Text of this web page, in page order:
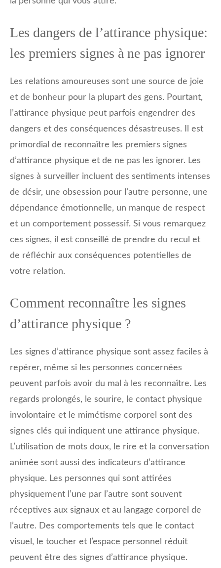
Les dangers de l’attirance physique:
les premiers signes à ne pas ignorer
Les relations amoureuses sont une source de joie
et de bonheur pour la plupart des gens. Pourtant,
l’attirance physique peut parfois engendrer des
dangers et des conséquences désastreuses. Il est
primordial de reconnaître les premiers signes
d’attirance physique et de ne pas les ignorer. Les
signes à surveiller incluent des sentiments intenses
de désir, une obsession pour l’autre personne, une
dépendance émotionnelle, un manque de respect
et un comportement possessif. Si vous remarquez
ces signes, il est conseillé de prendre du recul et
de réfléchir aux conséquences potentielles de
votre relation.
Comment reconnaître les signes
d’attirance physique ?
Les signes d’attirance physique sont assez faciles à
repérer, même si les personnes concernées
peuvent parfois avoir du mal à les reconnaître. Les
regards prolongés, le sourire, le contact physique
involontaire et le mimétisme corporel sont des
signes clés qui indiquent une attirance physique.
L’utilisation de mots doux, le rire et la conversation
animée sont aussi des indicateurs d’attirance
physique. Les personnes qui sont attirées
physiquement l’une par l’autre sont souvent
réceptives aux signaux et au langage corporel de
l’autre. Des comportements tels que le contact
visuel, le toucher et l’espace personnel réduit
peuvent être des signes d’attirance physique.